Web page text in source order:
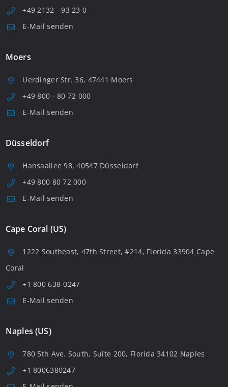
+49 2132 - 93 23 0
E-Mail senden
Moers
Uerdinger Str. 36, 47441 Moers
+49 800 - 80 72 000
E-Mail senden
Düsseldorf
Hansaallee 98, 40547 Düsseldorf
+49 800 80 72 000
E-Mail senden
Cape Coral (US)
1222 Southeast, 47th Street, #214, Florida 33904 Cape
Coral
+1 800 638-0247
E-Mail senden
Naples (US)
780 5th Ave. South, Suite 200, Florida 34102 Naples
+1 8006380247